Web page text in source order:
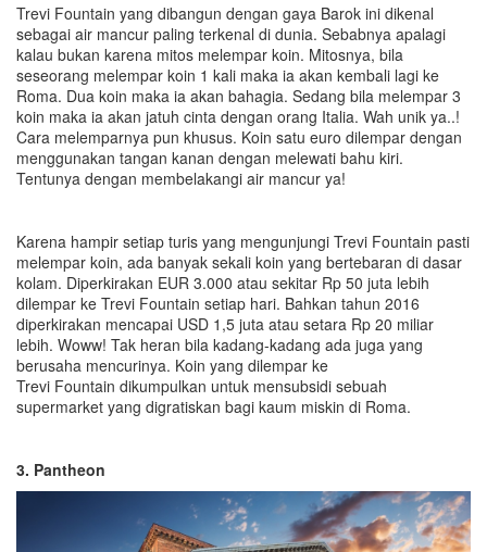
Trevi Fountain yang dibangun dengan gaya Barok ini dikenal
sebagai air mancur paling terkenal di dunia. Sebabnya apalagi
kalau bukan karena mitos melempar koin. Mitosnya, bila
seseorang melempar koin 1 kali maka ia akan kembali lagi ke
Roma. Dua koin maka ia akan bahagia. Sedang bila melempar 3
koin maka ia akan jatuh cinta dengan orang Italia. Wah unik ya..!
Cara melemparnya pun khusus. Koin satu euro dilempar dengan
menggunakan tangan kanan dengan melewati bahu kiri.
Tentunya dengan membelakangi air mancur ya!
Karena hampir setiap turis yang mengunjungi Trevi Fountain pasti
melempar koin, ada banyak sekali koin yang bertebaran di dasar
kolam. Diperkirakan EUR 3.000 atau sekitar Rp 50 juta lebih
dilempar ke Trevi Fountain setiap hari. Bahkan tahun 2016
diperkirakan mencapai USD 1,5 juta atau setara Rp 20 miliar
lebih. Woww! Tak heran bila kadang-kadang ada juga yang
berusaha mencurinya. Koin yang dilempar ke
Trevi Fountain dikumpulkan untuk mensubsidi sebuah
supermarket yang digratiskan bagi kaum miskin di Roma.
3. Pantheon